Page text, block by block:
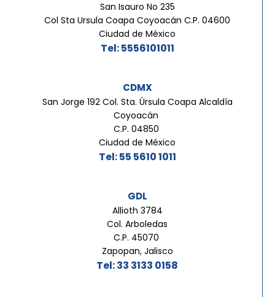
San Isauro No 235
Col Sta Ursula Coapa Coyoacán C.P. 04600
Ciudad de México
Tel: 5556101011
CDMX
San Jorge 192 Col. Sta. Úrsula Coapa Alcaldía
Coyoacán
C.P. 04850
Ciudad de México
Tel: 55 5610 1011
GDL
Allioth 3784
Col. Arboledas
C.P. 45070
Zapopan, Jalisco
Tel: 33 3133 0158